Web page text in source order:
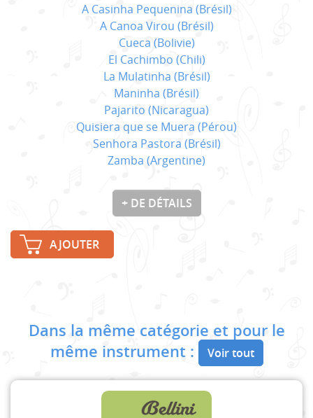
A Casinha Pequenina (Brésil)
A Canoa Virou (Brésil)
Cueca (Bolivie)
El Cachimbo (Chili)
La Mulatinha (Brésil)
Maninha (Brésil)
Pajarito (Nicaragua)
Quisiera que se Muera (Pérou)
Senhora Pastora (Brésil)
Zamba (Argentine)
+ DE DÉTAILS
AJOUTER
Dans la même catégorie et pour le
même instrument :
Voir tout